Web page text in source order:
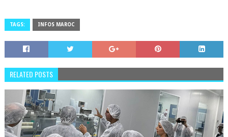
TAGS: INFOS MAROC
RELATED POSTS